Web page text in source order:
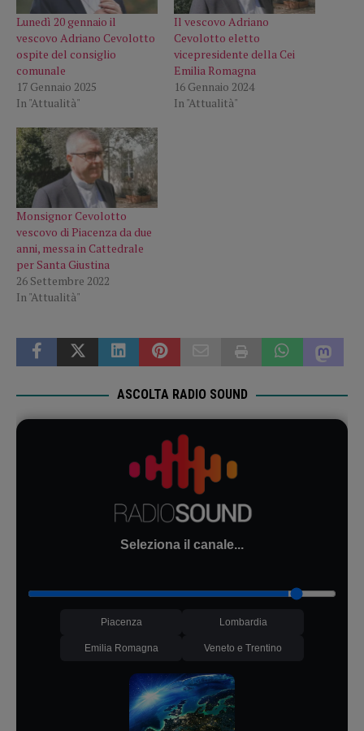
Lunedì 20 gennaio il
vescovo Adriano Cevolotto
ospite del consiglio
comunale
17 Gennaio 2025
In "Attualità"
Il vescovo Adriano
Cevolotto eletto
vicepresidente della Cei
Emilia Romagna
16 Gennaio 2024
In "Attualità"
Monsignor Cevolotto
vescovo di Piacenza da due
anni, messa in Cattedrale
per Santa Giustina
26 Settembre 2022
In "Attualità"
ASCOLTA RADIO SOUND
Seleziona il canale...
Piacenza Lombardia
Emilia Romagna Veneto e Trentino